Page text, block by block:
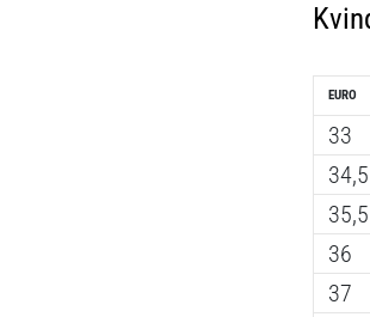
EURO
33
34,5
35,5
36
37